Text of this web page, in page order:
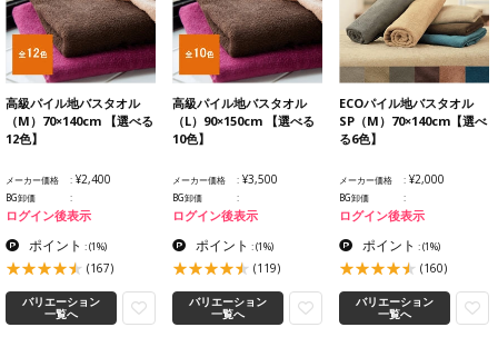
高級パイル地バスタオル
（M）70×140cm 【選べる
12色】
メーカー価格 ¥2,400
BG卸価
ログイン後表示
ポイント :(1%)
(167)
バリエーション
一覧へ
高級パイル地バスタオル
（L）90×150cm 【選べる
10色】
メーカー価格 ¥3,500
BG卸価
ログイン後表示
ポイント :(1%)
(119)
バリエーション
一覧へ
ECOパイル地バスタオル
SP（M）70×140cm【選べ
る6色】
メーカー価格 ¥2,000
BG卸価
ログイン後表示
ポイント :(1%)
(160)
バリエーション
一覧へ